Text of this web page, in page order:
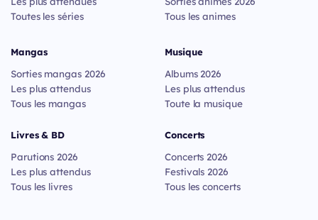
Toutes les séries
Tous les animes
Mangas
Sorties mangas 2026
Les plus attendus
Tous les mangas
Livres & BD
Parutions 2026
Les plus attendus
Tous les livres
Musique
Albums 2026
Les plus attendus
Toute la musique
Concerts
Concerts 2026
Festivals 2026
Tous les concerts